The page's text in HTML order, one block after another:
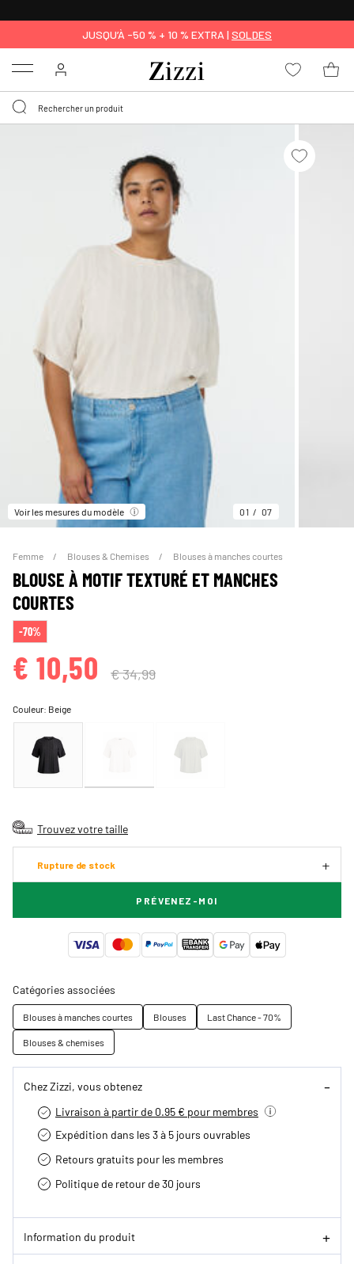
JUSQU’À -50 % + 10 % EXTRA | SOLDES
Menu
Voir les mesures du modèle 01 07
Femme Blouses & Chemises Blouses à manches courtes
BLOUSE À MOTIF TEXTURÉ ET MANCHES
COURTES
-70%
€ 10,50 € 34,99
Couleur: Beige
Trouvez votre taille
Rupture de stock
PRÉVENEZ-MOI
Catégories associées
Blouses à manches courtes Blouses
Last Chance - 70%
Blouses & chemises
Chez Zizzi, vous obtenez
Livraison à partir de 0.95 € pour membres
Expédition dans les 3 à 5 jours ouvrables
Retours gratuits pour les membres
Politique de retour de 30 jours
Information du produit